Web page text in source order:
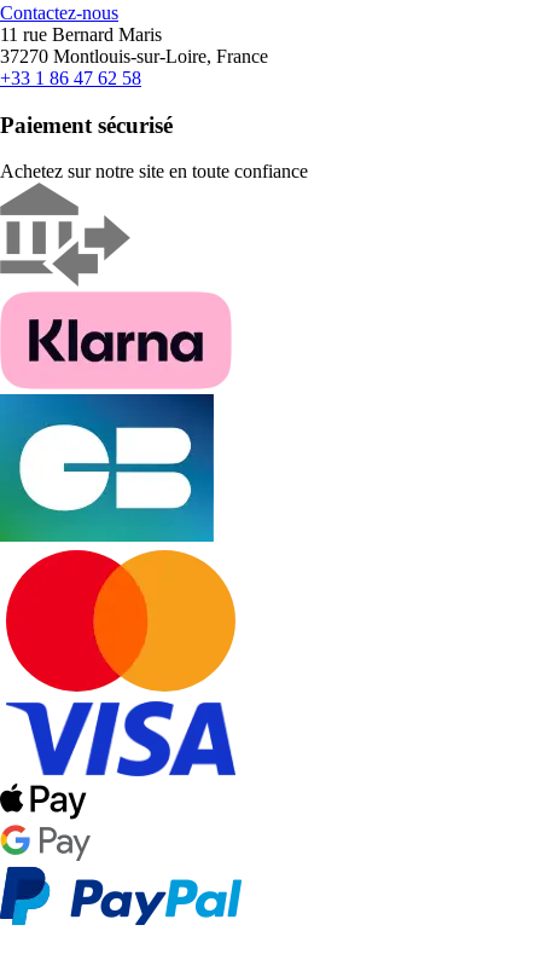
Contactez-nous
11 rue Bernard Maris
37270 Montlouis-sur-Loire, France
+33 1 86 47 62 58
Paiement sécurisé
Achetez sur notre site en toute confiance